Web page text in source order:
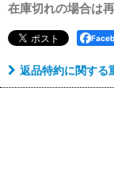
在庫切れの場合は
返品特約に関する